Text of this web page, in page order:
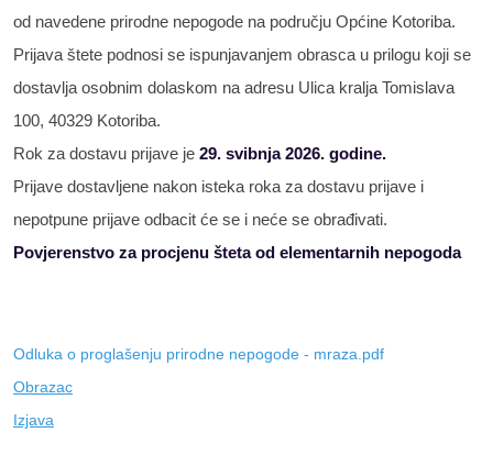
od navedene prirodne nepogode na području Općine Kotoriba.
Prijava štete podnosi se ispunjavanjem obrasca u prilogu koji se
dostavlja osobnim dolaskom na adresu Ulica kralja Tomislava
100, 40329 Kotoriba.
Rok za dostavu prijave je 29. svibnja 2026. godine.
Prijave dostavljene nakon isteka roka za dostavu prijave i
nepotpune prijave odbacit će se i neće se obrađivati.
Povjerenstvo za procjenu šteta od elementarnih nepogoda
Odluka o proglašenju prirodne nepogode - mraza.pdf
Obrazac
Izjava